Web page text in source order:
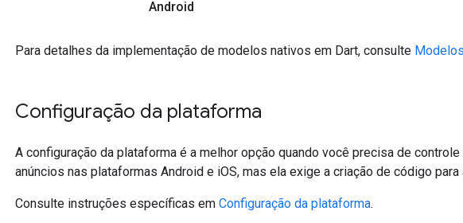
Android
Para detalhes da implementação de modelos nativos em Dart, consulte
Configuração da plataforma
A configuração da plataforma é a melhor opção quando você precisa de
anúncios nas plataformas Android e iOS, mas ela exige a criação de código para
Consulte instruções específicas em Configuração da plataforma.